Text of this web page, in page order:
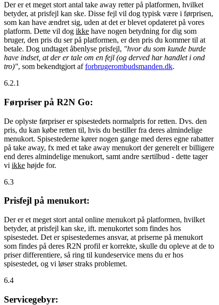
Der er et meget stort antal take away retter på platformen, hvilket
betyder, at prisfejl kan ske. Disse fejl vil dog typisk være i førprisen,
som kan have ændret sig, uden at det er blevet opdateret på vores
platform. Dette vil dog ikke have nogen betydning for dig som
bruger, den pris du ser på platformen, er den pris du kommer til at
betale. Dog undtaget åbenlyse prisfejl, "hvor du som kunde burde
have indset, at der er tale om en fejl (og derved har handlet i ond
tro)", som bekendtgjort afforbrugerombudsmanden.dk.
6.2.1
Førpriser på R2N Go:
De oplyste førpriser er spisestedets normalpris for retten. Dvs. den
pris, du kan købe retten til, hvis du bestiller fra deres almindelige
menukort. Spisestederne kører nogen gange med deres egne rabatter
på take away, fx med et take away menukort der generelt er billigere
end deres almindelige menukort, samt andre særtilbud - dette tager
vi ikke højde for.
6.3
Prisfejl på menukort:
Der er et meget stort antal online menukort på platformen, hvilket
betyder, at prisfejl kan ske, ift. menukortet som findes hos
spisestedet. Det er spisestedernes ansvar, at priserne på menukort
som findes på deres R2N profil er korrekte, skulle du opleve at de to
priser differentiere, så ring til kundeservice mens du er hos
spisestedet, og vi løser straks problemet.
6.4
Servicegebyr: